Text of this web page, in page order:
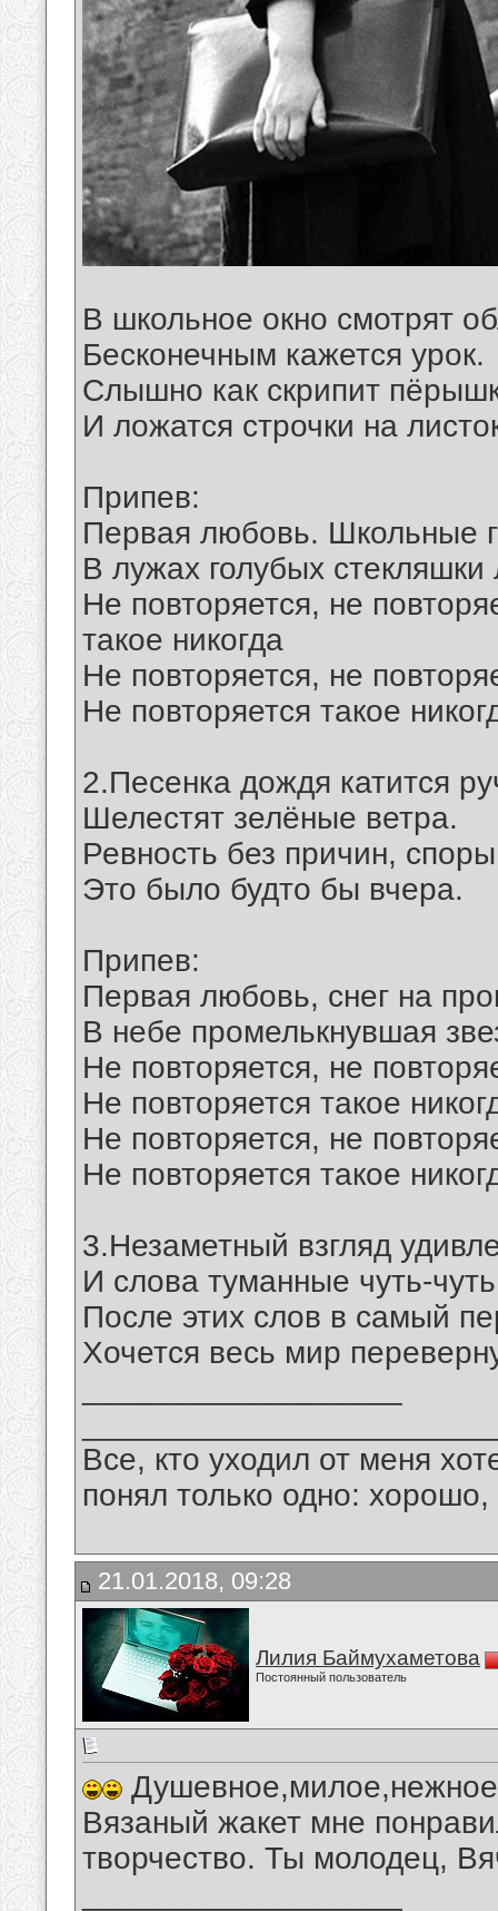
В школьное окно смотрят
Бесконечным кажется урок.
Слышно как скрипит
И ложатся строчки на
Припев:
Первая любовь. Школьные
В лужах голубых стекляшки
Не повторяется, не
такое никогда
Не повторяется, не
Не повторяется такое
2.Песенка дождя катится
Шелестят зелёные ветра.
Ревность без причин,
Это было будто бы вчера.
Припев:
Первая любовь, снег на
В небе промелькнувшая
Не повторяется, не
Не повторяется такое
Не повторяется, не
Не повторяется такое
3.Незаметный взгляд
И слова туманные чуть-
После этих слов в самый
Хочется весь мир
Все, кто уходил от меня
понял только одно:
21.01.2018, 09:28
Лилия Баймухаметова
Постоянный пользователь
Вязаный жакет мне
творчество. Ты молодец,